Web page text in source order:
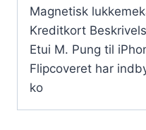
Magnetisk
Kreditkort
Etui M. Pung til
Flipcoveret har
ko